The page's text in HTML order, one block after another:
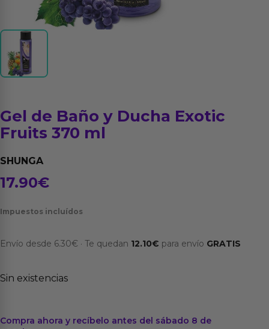
Gel de Baño y Ducha Exotic
Fruits 370 ml
SHUNGA
17.90€
Impuestos incluídos
Envío desde 6.30€ · Te quedan 12.10€ para envío GRATIS
Sin existencias
Compra ahora y recíbelo antes del sábado 8 de